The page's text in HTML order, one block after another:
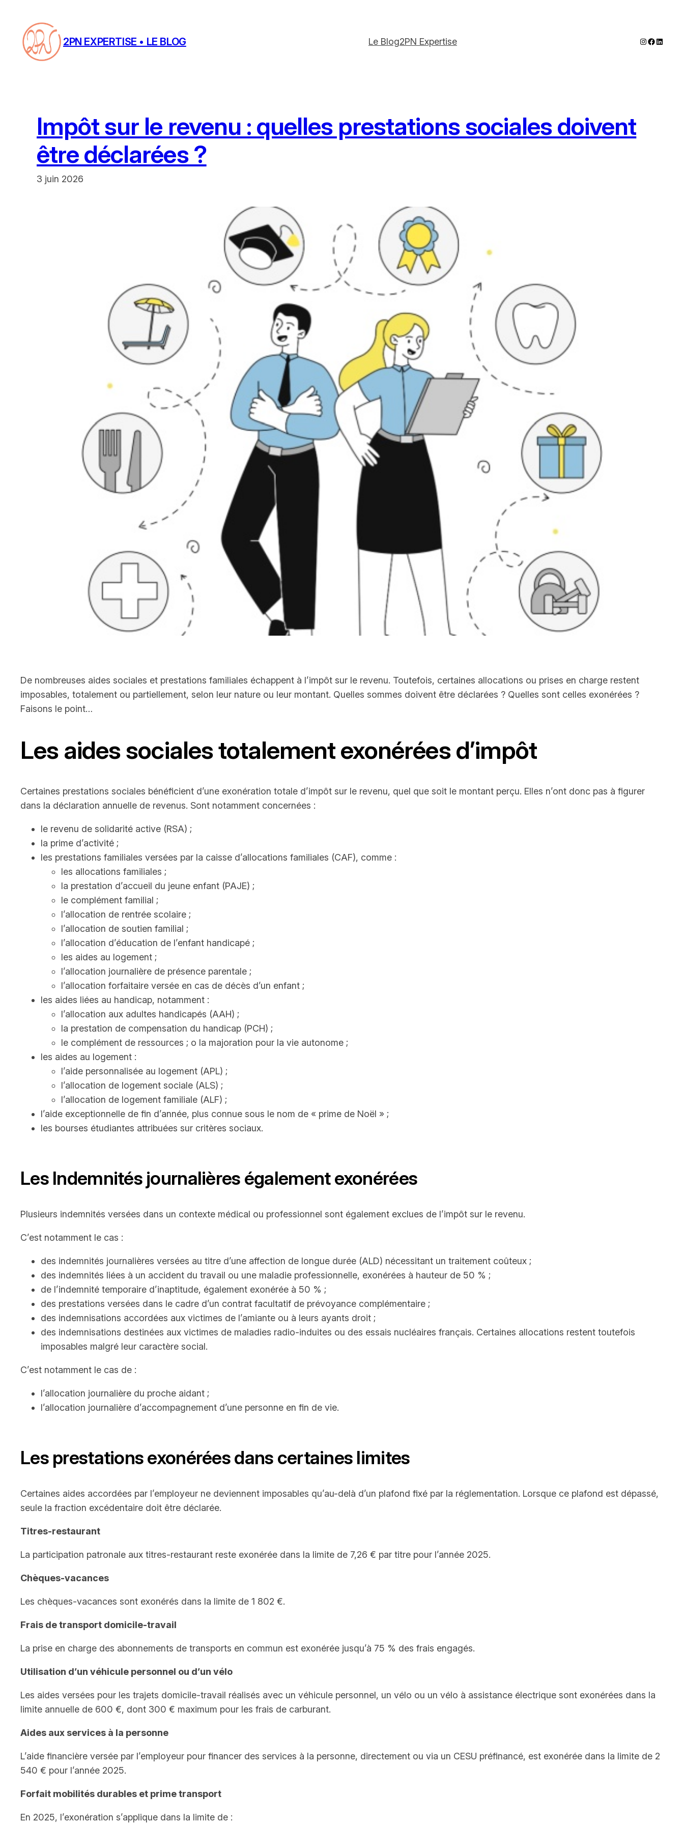
contenu
2PN EXPERTISE • LE BLOG Le Blog2PN Expertise Instagram
Impôt sur le revenu : quelles prestations sociales doivent
être déclarées ?
3 juin 2026
De nombreuses aides sociales et prestations familiales échappent à l’impôt sur le revenu. Toutefois, certaines allocations ou prises en charge restent
imposables, totalement ou partiellement, selon leur nature ou leur montant. Quelles sommes doivent être déclarées ? Quelles sont celles exonérées ?
Faisons le point…
Les aides sociales totalement exonérées d’impôt
Certaines prestations sociales bénéficient d’une exonération totale d’impôt sur le revenu, quel que soit le montant perçu. Elles n’ont donc pas à figurer
dans la déclaration annuelle de revenus. Sont notamment concernées :
le revenu de solidarité active (RSA) ;
la prime d’activité ;
les prestations familiales versées par la caisse d’allocations familiales (CAF), comme :
les allocations familiales ;
la prestation d’accueil du jeune enfant (PAJE) ;
le complément familial ;
l’allocation de rentrée scolaire ;
l’allocation de soutien familial ;
l’allocation d’éducation de l’enfant handicapé ;
les aides au logement ;
l’allocation journalière de présence parentale ;
l’allocation forfaitaire versée en cas de décès d’un enfant ;
les aides liées au handicap, notamment :
l’allocation aux adultes handicapés (AAH) ;
la prestation de compensation du handicap (PCH) ;
le complément de ressources ; o la majoration pour la vie autonome ;
les aides au logement :
l’aide personnalisée au logement (APL) ;
l’allocation de logement sociale (ALS) ;
l’allocation de logement familiale (ALF) ;
l’aide exceptionnelle de fin d’année, plus connue sous le nom de « prime de Noël » ;
les bourses étudiantes attribuées sur critères sociaux.
Les Indemnités journalières également exonérées
Plusieurs indemnités versées dans un contexte médical ou professionnel sont également exclues de l’impôt sur le revenu.
C’est notamment le cas :
des indemnités journalières versées au titre d’une affection de longue durée (ALD) nécessitant un traitement coûteux ;
des indemnités liées à un accident du travail ou une maladie professionnelle, exonérées à hauteur de 50 % ;
de l’indemnité temporaire d’inaptitude, également exonérée à 50 % ;
des prestations versées dans le cadre d’un contrat facultatif de prévoyance complémentaire ;
des indemnisations accordées aux victimes de l’amiante ou à leurs ayants droit ;
des indemnisations destinées aux victimes de maladies radio-induites ou des essais nucléaires français. Certaines allocations restent toutefois
imposables malgré leur caractère social.
C’est notamment le cas de :
l’allocation journalière du proche aidant ;
l’allocation journalière d’accompagnement d’une personne en fin de vie.
Les prestations exonérées dans certaines limites
Certaines aides accordées par l’employeur ne deviennent imposables qu’au-delà d’un plafond fixé par la réglementation. Lorsque ce plafond est dépassé,
seule la fraction excédentaire doit être déclarée.
Titres-restaurant
La participation patronale aux titres-restaurant reste exonérée dans la limite de 7,26 € par titre pour l’année 2025.
Chèques-vacances
Les chèques-vacances sont exonérés dans la limite de 1 802 €.
Frais de transport domicile-travail
La prise en charge des abonnements de transports en commun est exonérée jusqu’à 75 % des frais engagés.
Utilisation d’un véhicule personnel ou d’un vélo
Les aides versées pour les trajets domicile-travail réalisés avec un véhicule personnel, un vélo ou un vélo à assistance électrique sont exonérées dans la
limite annuelle de 600 €, dont 300 € maximum pour les frais de carburant.
Aides aux services à la personne
L’aide financière versée par l’employeur pour financer des services à la personne, directement ou via un CESU préfinancé, est exonérée dans la limite de 2
540 € pour l’année 2025.
Forfait mobilités durables et prime transport
En 2025, l’exonération s’applique dans la limite de :